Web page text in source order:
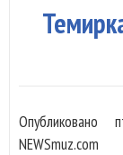
Опубликовано
NEWSmuz.com